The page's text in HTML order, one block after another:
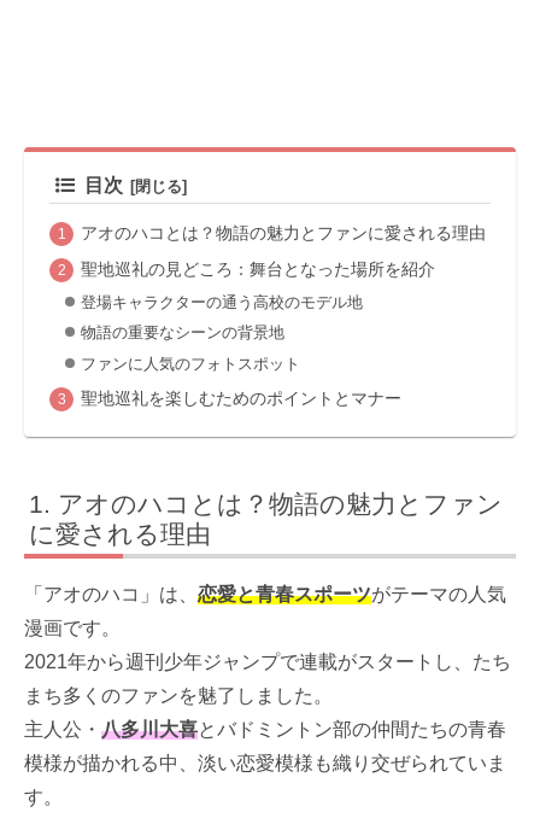
目次
アオのハコとは？物語の魅力とファンに愛される理由
聖地巡礼の見どころ：舞台となった場所を紹介
登場キャラクターの通う高校のモデル地
物語の重要なシーンの背景地
ファンに人気のフォトスポット
聖地巡礼を楽しむためのポイントとマナー
アオのハコとは？物語の魅力とファン
に愛される理由
「アオのハコ」は、 恋愛と青春スポーツがテーマの人気
漫画です。
2021年から週刊少年ジャンプで連載がスタートし、たち
まち多くのファンを魅了しました。
主人公・ 八多川大喜とバドミントン部の仲間たちの青春
模様が描かれる中、淡い恋愛模様も織り交ぜられていま
す。